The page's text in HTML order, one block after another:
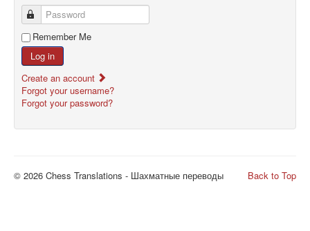
Password
Remember Me
Log in
Create an account
Forgot your username?
Forgot your password?
Back to Top
© 2026 Chess Translations - Шахматные переводы